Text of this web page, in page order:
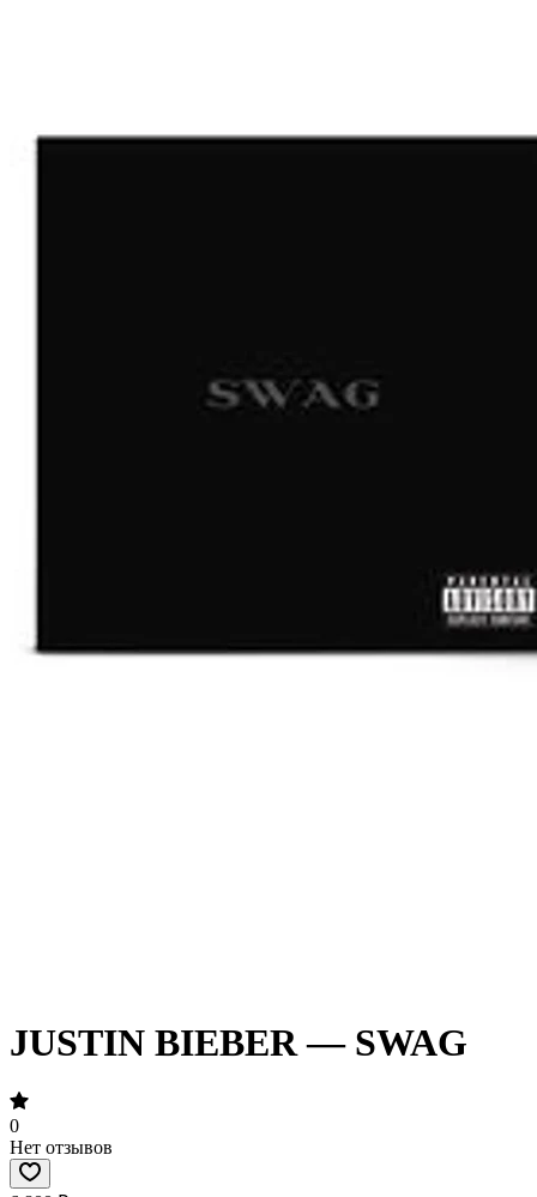
JUSTIN BIEBER — SWAG
0
Нет отзывов